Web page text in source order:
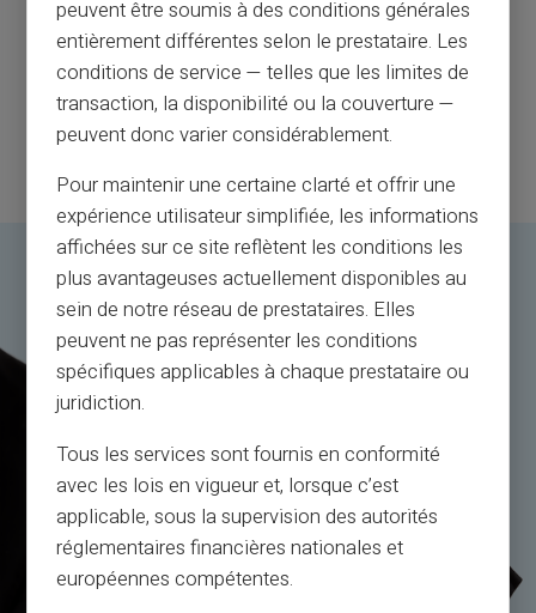
peuvent être soumis à des conditions générales
entièrement différentes selon le prestataire. Les
conditions de service — telles que les limites de
transaction, la disponibilité ou la couverture —
peuvent donc varier considérablement.
Pour maintenir une certaine clarté et offrir une
expérience utilisateur simplifiée, les informations
affichées sur ce site reflètent les conditions les
plus avantageuses actuellement disponibles au
sein de notre réseau de prestataires. Elles
peuvent ne pas représenter les conditions
spécifiques applicables à chaque prestataire ou
juridiction.
Tous les services sont fournis en conformité
avec les lois en vigueur et, lorsque c’est
applicable, sous la supervision des autorités
réglementaires financières nationales et
européennes compétentes.